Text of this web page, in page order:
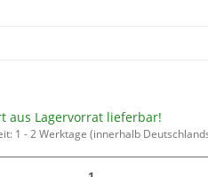
aus Lagervorrat lieferbar!
1 - 2 Werktage (innerhalb